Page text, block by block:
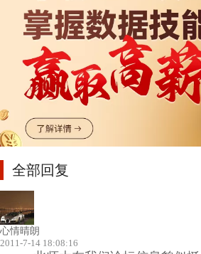
全部回复
心情晴朗
2011-7-14 18:08:16